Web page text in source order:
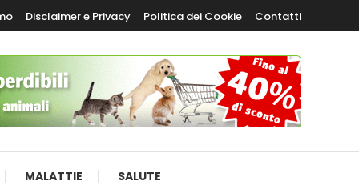
Disclaimer e Privacy Politica dei Cookie Contatti
MALATTIE SALUTE